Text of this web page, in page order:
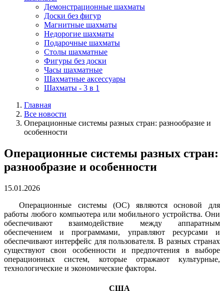
Демонстрационные шахматы
Доски без фигур
Магнитные шахматы
Недорогие шахматы
Подарочные шахматы
Столы шахматные
Фигуры без доски
Часы шахматные
Шахматные аксессуары
Шахматы - 3 в 1
Главная
Все новости
Операционные системы разных стран: разнообразие и
особенности
Операционные системы разных стран:
разнообразие и особенности
15.01.2026
Операционные системы (ОС) являются основой для
работы любого компьютера или мобильного устройства. Они
обеспечивают взаимодействие между аппаратным
обеспечением и программами, управляют ресурсами и
обеспечивают интерфейс для пользователя. В разных странах
существуют свои особенности и предпочтения в выборе
операционных систем, которые отражают культурные,
технологические и экономические факторы.
США